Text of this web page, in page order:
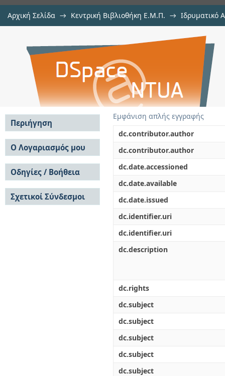
Αρχική Σελίδα → Κεντρική Βιβλιοθήκη Ε.Μ.Π. → Ιδρυματικό
Ατομιστικές προσομοιώσεις
Εμφάνιση απλής εγγραφής
dc.contributor.author
dc.contributor.author
dc.date.accessioned
dc.date.available
dc.date.issued
dc.identifier.uri
dc.identifier.uri
dc.description
dc.rights
dc.subject
dc.subject
dc.subject
dc.subject
dc.subject
Περιήγηση
Σε όλο το DSpace
Κοινότητες & Συλλογές
Ανά Ημερομηνία
Έκδοσης
Συγγραφείς
Τίτλοι
Θέματα
Ο Λογαριασμός μου
Σύνδεση
Εγγραφή
Οδηγίες / Βοήθεια
Οδηγίες Υποβολής
Οδηγίες Χρήσης ΙΑ
Συχνές Ερωτήσεις
Σχετικοί Σύνδεσμοι